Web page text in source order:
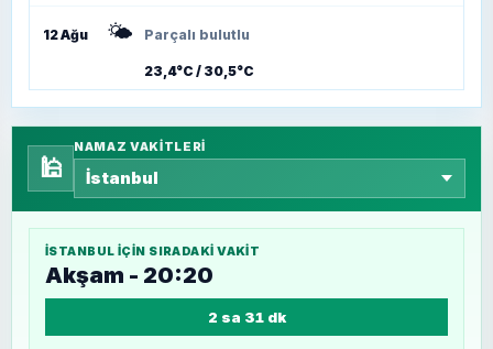
12 Ağu 🌤️ Parçalı bulutlu
23,4°C / 30,5°C
🕌
NAMAZ VAKITLERI
İSTANBUL IÇIN SIRADAKI VAKIT
Akşam - 20:20
2 sa 31 dk